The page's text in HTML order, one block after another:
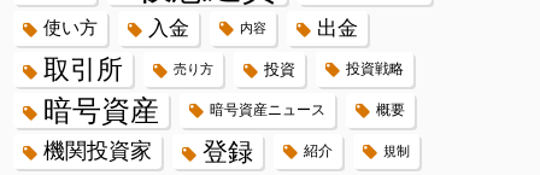
使い方 入金 内容 出金
取引所 売り方 投資 投資戦略
暗号資産 暗号資産ニュース 概要
機関投資家 登録 紹介 規制